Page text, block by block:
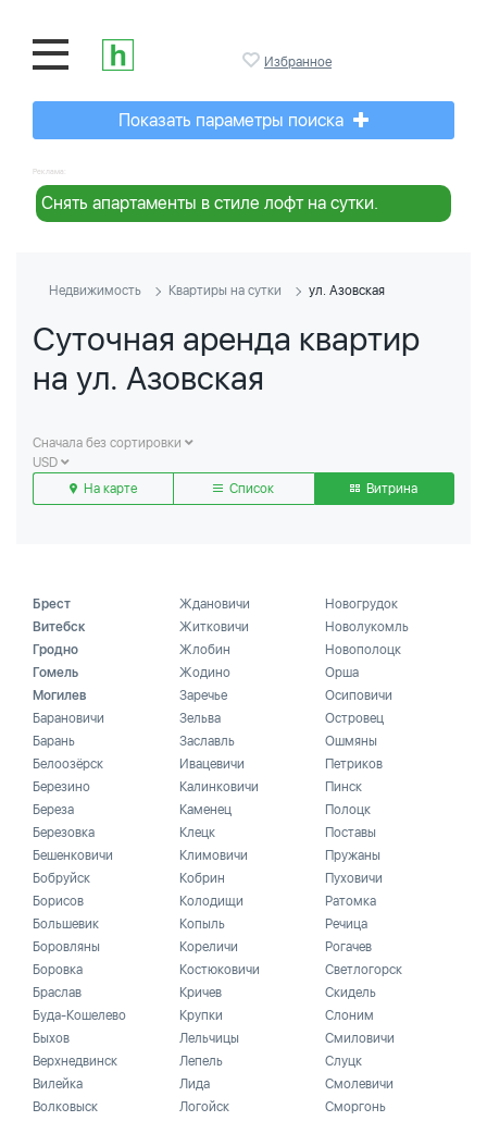
Избранное
Показать параметры поиска
Реклама:
Снять апартаменты в стиле лофт на сутки.
Недвижимость Квартиры на сутки ул. Азовская
Суточная аренда квартир
на ул. Азовская
Сначала без сортировки
USD
На карте
Список Витрина
Брест
Витебск
Гродно
Гомель
Могилев
Барановичи
Барань
Белоозёрск
Березино
Береза
Березовка
Бешенковичи
Бобруйск
Борисов
Большевик
Боровляны
Боровка
Браслав
Буда-Кошелево
Быхов
Верхнедвинск
Вилейка
Волковыск
Ждановичи
Житковичи
Жлобин
Жодино
Заречье
Зельва
Заславль
Ивацевичи
Калинковичи
Каменец
Клецк
Климовичи
Кобрин
Колодищи
Копыль
Кореличи
Костюковичи
Кричев
Крупки
Лельчицы
Лепель
Лида
Логойск
Новогрудок
Новолукомль
Новополоцк
Орша
Осиповичи
Островец
Ошмяны
Петриков
Пинск
Полоцк
Поставы
Пружаны
Пуховичи
Ратомка
Речица
Рогачев
Светлогорск
Скидель
Слоним
Смиловичи
Слуцк
Смолевичи
Сморгонь